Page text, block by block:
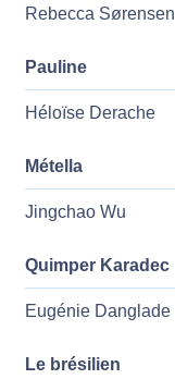
Rebecca Sørensen
Pauline
Héloïse Derache
Métella
Jingchao Wu
Quimper Karadec
Eugénie Danglade
Le brésilien